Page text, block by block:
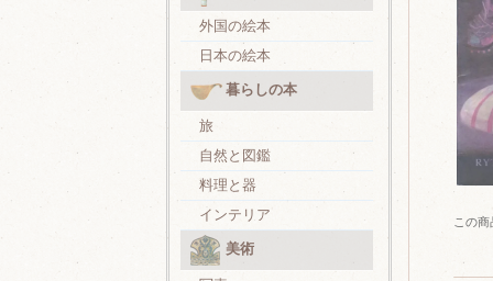
外国の絵本
日本の絵本
暮らしの本
旅
自然と図鑑
料理と器
インテリア
美術
この